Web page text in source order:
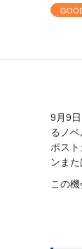
9月9
るノ
ポス
ンま
この